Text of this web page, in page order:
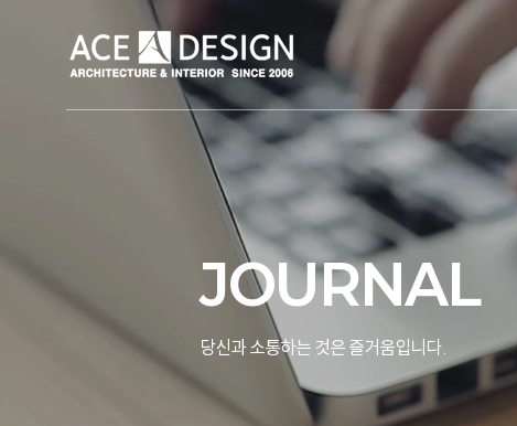
JOURNAL
당신과 소통하는 것은 즐거움입니다.